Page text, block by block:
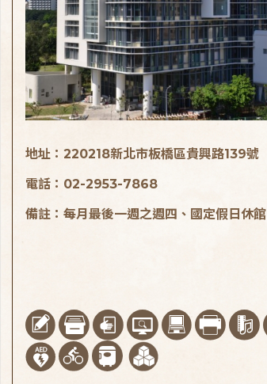
地址：220218新北市板橋區貴興路139號
電話：02-2953-7868
備註：每月最後一週之週四、國定假日休館